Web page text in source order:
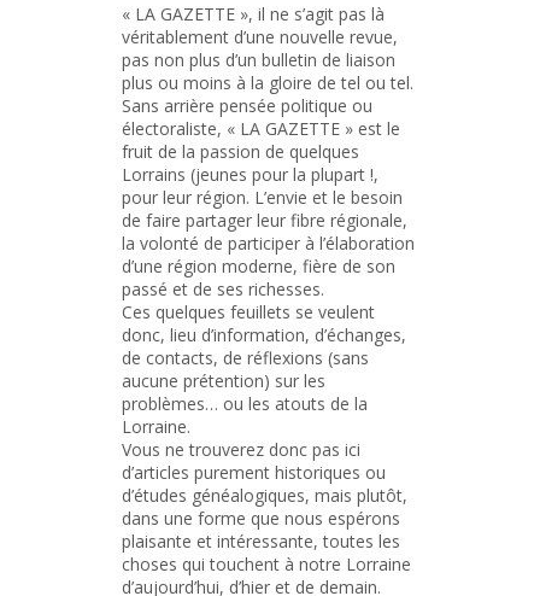
« LA GAZETTE », il ne s’agit pas là
véritablement d’une nouvelle revue,
pas non plus d’un bulletin de liaison
plus ou moins à la gloire de tel ou tel.
Sans arrière pensée politique ou
électoraliste, « LA GAZETTE » est le
fruit de la passion de quelques
Lorrains (jeunes pour la plupart !,
pour leur région. L’envie et le besoin
de faire partager leur fibre régionale,
la volonté de participer à l’élaboration
d’une région moderne, fière de son
passé et de ses richesses.
Ces quelques feuillets se veulent
donc, lieu d’information, d’échanges,
de contacts, de réflexions (sans
aucune prétention) sur les
problèmes… ou les atouts de la
Lorraine.
Vous ne trouverez donc pas ici
d’articles purement historiques ou
d’études généalogiques, mais plutôt,
dans une forme que nous espérons
plaisante et intéressante, toutes les
choses qui touchent à notre Lorraine
d’aujourd’hui, d’hier et de demain.